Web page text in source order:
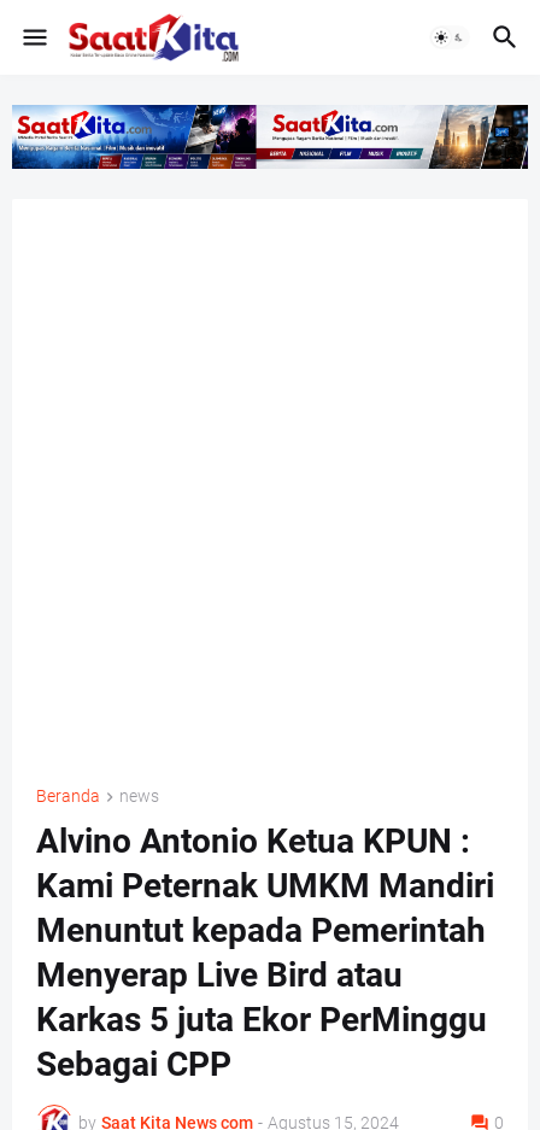
Beranda news
Alvino Antonio Ketua KPUN :
Kami Peternak UMKM Mandiri
Menuntut kepada Pemerintah
Menyerap Live Bird atau
Karkas 5 juta Ekor PerMinggu
Sebagai CPP
by Saat Kita News com - Agustus 15, 2024 0